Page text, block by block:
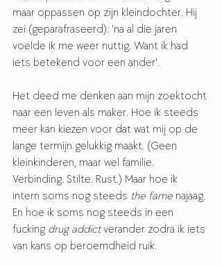
maar oppassen op zijn kleindochter. Hij
zei (geparafraseerd): 'na al die jaren
voelde ik me weer nuttig. Want ik had
iets betekend voor een ander'.
Het deed me denken aan mijn zoektocht
naar een leven als maker. Hoe ik steeds
meer kan kiezen voor dat wat mij op de
lange termijn gelukkig maakt. (Geen
kleinkinderen, maar wel familie.
Verbinding. Stilte. Rust.) Maar hoe ik
intern soms nog steeds the fame najaag.
En hoe ik soms nog steeds in een
fucking drug addict verander zodra ik iets
van kans op beroemdheid ruik.